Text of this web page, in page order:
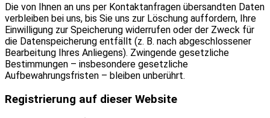
Die von Ihnen an uns per Kontaktanfragen übersandten Daten
verbleiben bei uns, bis Sie uns zur Löschung auffordern, Ihre
Einwilligung zur Speicherung widerrufen oder der Zweck für
die Datenspeicherung entfällt (z. B. nach abgeschlossener
Bearbeitung Ihres Anliegens). Zwingende gesetzliche
Bestimmungen – insbesondere gesetzliche
Aufbewahrungsfristen – bleiben unberührt.
Registrierung auf dieser Website